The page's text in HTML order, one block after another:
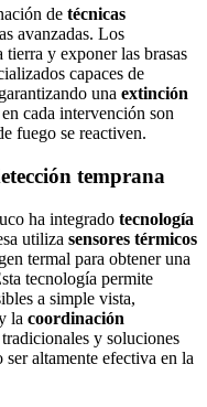
de técnicas
avanzadas. Los
y exponer las brasas
capaces de
una extinción
cada intervención son
fuego se reactiven.
temprana
ha integrado tecnología
utiliza sensores térmicos
termal para obtener una
tecnología permite
a simple vista,
la coordinación
y soluciones
altamente efectiva en la